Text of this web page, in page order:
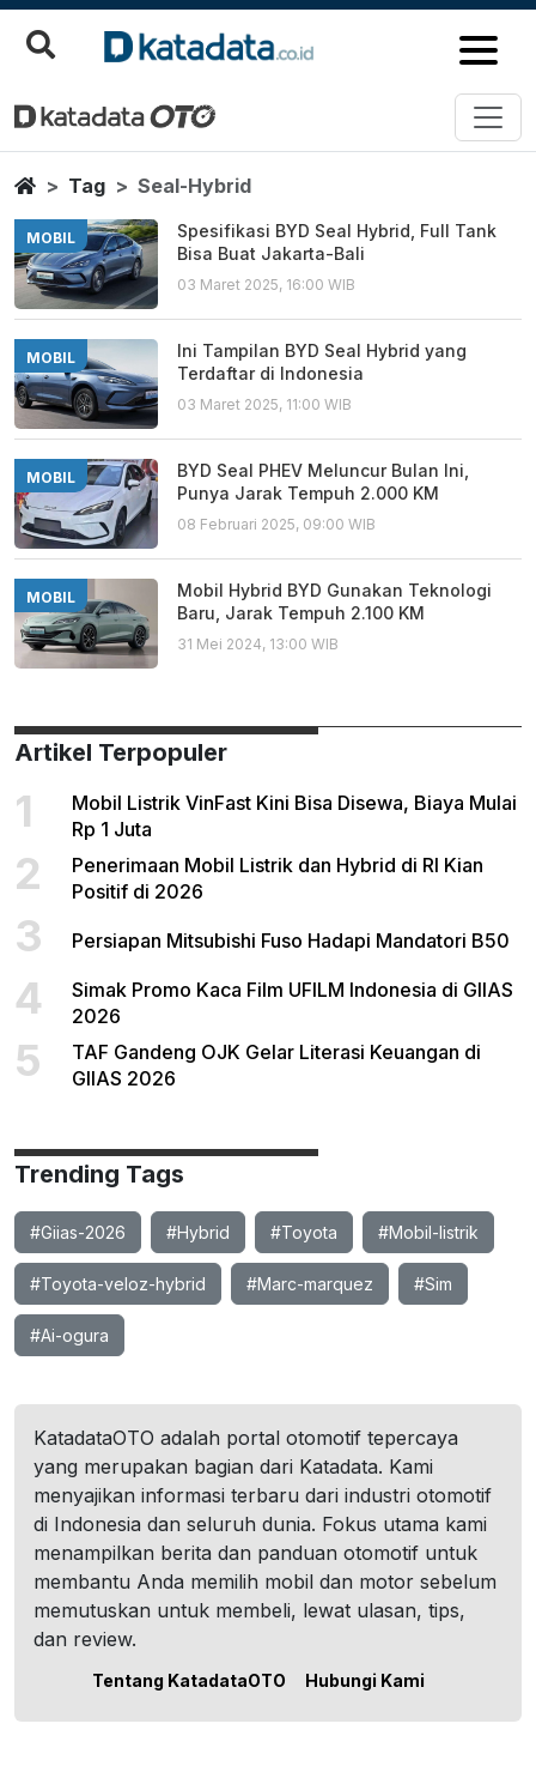
Seal Hybrid
Berita Terbaru
HomeTag Seal-Hybrid
MOBIL
Spesifikasi BYD Seal Hybrid, Full Tank
Bisa Buat Jakarta-Bali
03 Maret 2025, 16:00 WIB
MOBIL
Ini Tampilan BYD Seal Hybrid yang
Terdaftar di Indonesia
03 Maret 2025, 11:00 WIB
MOBIL
BYD Seal PHEV Meluncur Bulan Ini,
Punya Jarak Tempuh 2.000 KM
08 Februari 2025, 09:00 WIB
MOBIL
Mobil Hybrid BYD Gunakan Teknologi
Baru, Jarak Tempuh 2.100 KM
31 Mei 2024, 13:00 WIB
Artikel Terpopuler
1
Mobil Listrik VinFast Kini Bisa Disewa, Biaya Mulai
Rp 1 Juta
2
Penerimaan Mobil Listrik dan Hybrid di RI Kian
Positif di 2026
3 Persiapan Mitsubishi Fuso Hadapi Mandatori B50
4
Simak Promo Kaca Film UFILM Indonesia di GIIAS
2026
5
TAF Gandeng OJK Gelar Literasi Keuangan di
GIIAS 2026
Trending Tags
#Giias-2026 #Hybrid #Toyota #Mobil-listrik
#Toyota-veloz-hybrid #Marc-marquez #Sim
#Ai-ogura
KatadataOTO adalah portal otomotif tepercaya
yang merupakan bagian dari Katadata. Kami
menyajikan informasi terbaru dari industri otomotif
di Indonesia dan seluruh dunia. Fokus utama kami
menampilkan berita dan panduan otomotif untuk
membantu Anda memilih mobil dan motor sebelum
memutuskan untuk membeli, lewat ulasan, tips,
dan review.
Tentang KatadataOTO Hubungi Kami